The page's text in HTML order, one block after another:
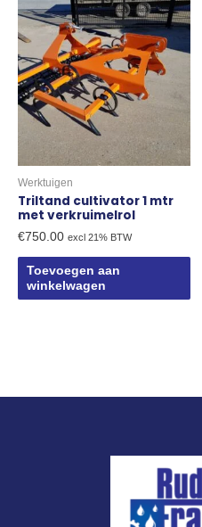
Werktuigen
Triltand cultivator 1 mtr
met verkruimelrol
€750.00 excl 21% BTW
Toevoegen aan
winkelwagen